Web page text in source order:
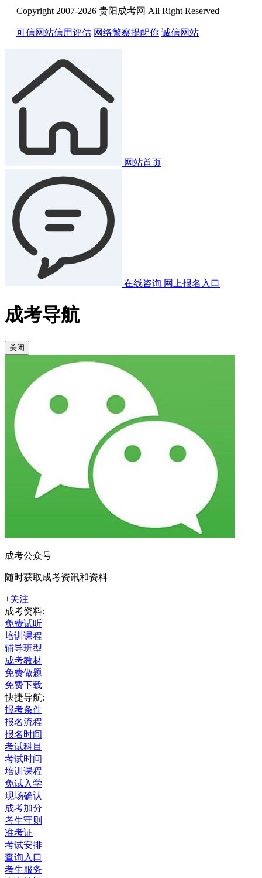
Copyright 2007-2026 贵阳成考网 All Right Reserved
可信网站信用评估 网络警察提醒你 诚信网站
网站首页
在线咨询 网上报名入口
成考导航
关闭
成考公众号
随时获取成考资讯和资料
+关注
成考资料:
免费试听
培训课程
辅导班型
成考教材
免费做题
免费下载
快捷导航:
报考条件
报名流程
报名时间
考试科目
考试时间
培训课程
免试入学
现场确认
成考加分
考生守则
准考证
考试安排
查询入口
考生服务